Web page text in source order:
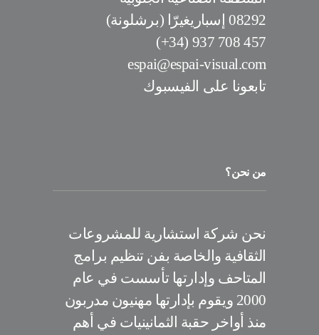
08292 إسباريغيرّا (برشلونة)
457 708 937 (34+)
espai@espai-visual.com
تابعونا على الفيسبوك
من نحن؟
نحن شركة استشارية للمشروعات
الثقافية والخاصة بفن تنظيم برامج
المتاحف وإدارتها تأسست في عام
2000 ويقوم بإدارتها مهنيون مدربون
منذ أواخر حقبة الثمانينيات في أهم